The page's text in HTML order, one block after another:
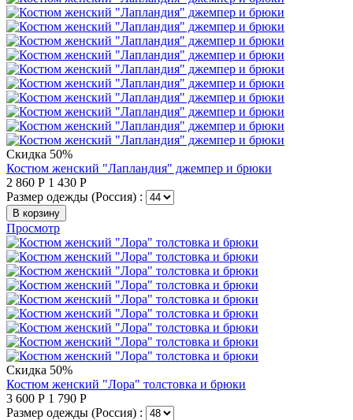
Скидка 50%
Костюм женский "Лапландия" джемпер и брюки
2 860 Р 1 430 Р
Размер одежды (Россия) :
В корзину
Просмотр
Скидка 50%
Костюм женский "Лора" толстовка и брюки
3 600 Р 1 790 Р
Размер одежды (Россия) :